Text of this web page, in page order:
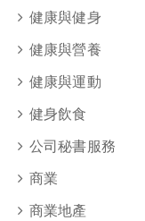
健康與健身
健康與營養
健康與運動
健身飲食
公司秘書服務
商業
商業地產